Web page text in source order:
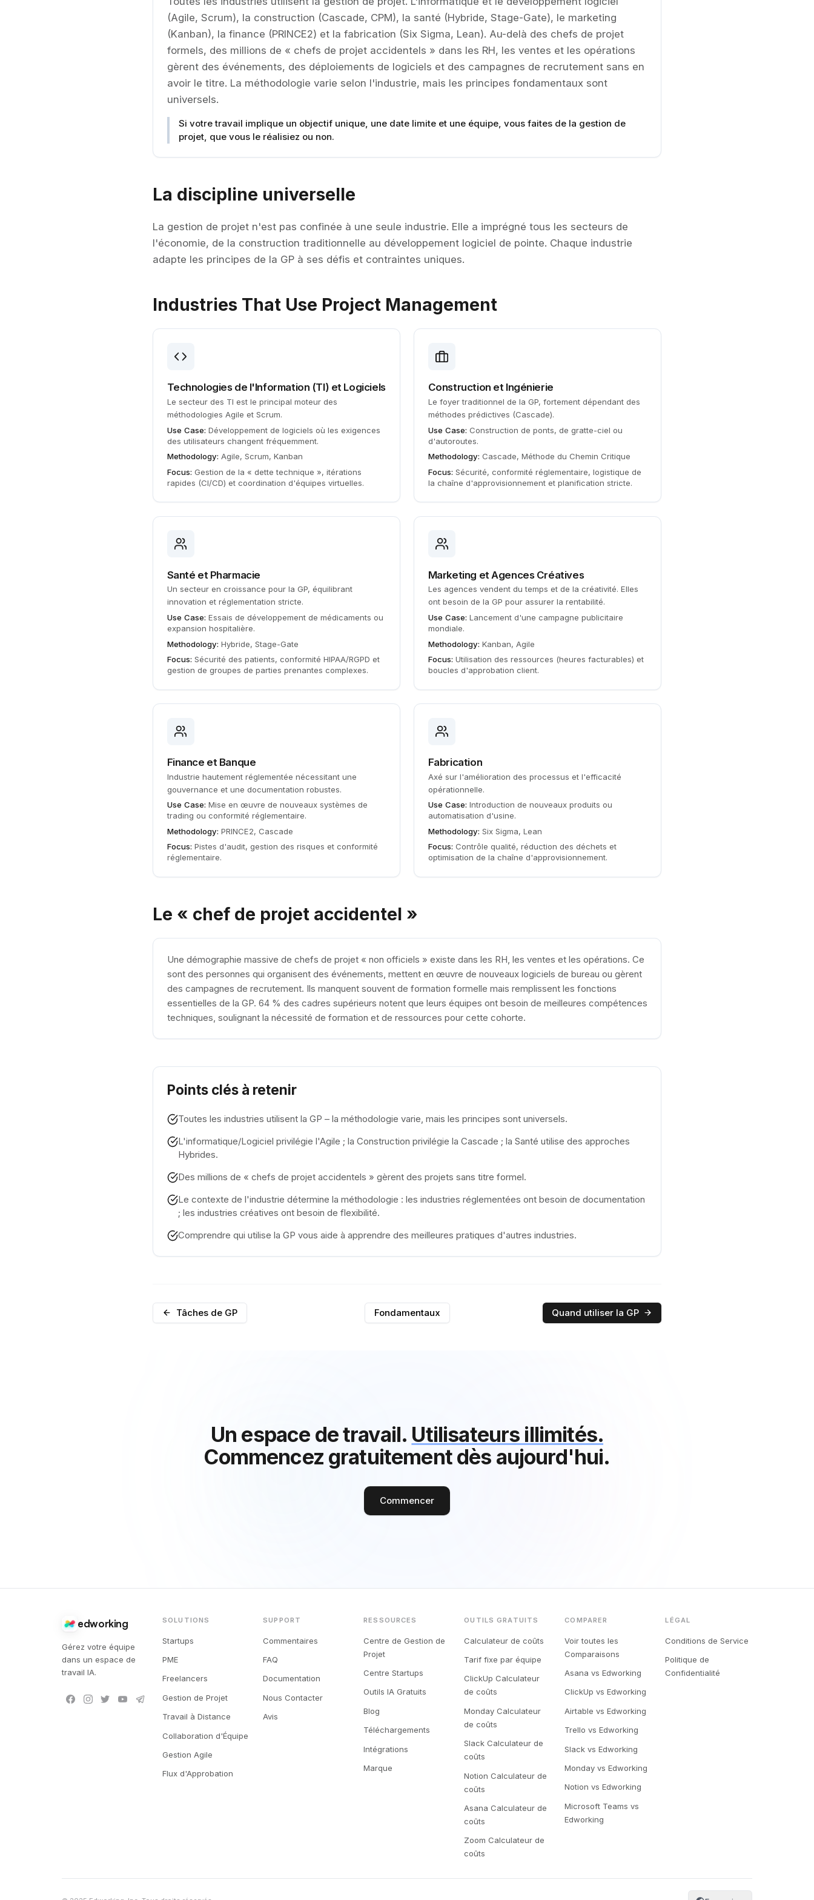
(Agile, Scrum), la construction (Cascade, CPM), la santé (Hybride, Stage-Gate), le marketing
(Kanban), la finance (PRINCE2) et la fabrication (Six Sigma, Lean). Au-delà des chefs de projet
formels, des millions de « chefs de projet accidentels » dans les RH, les ventes et les opérations
gèrent des événements, des déploiements de logiciels et des campagnes de recrutement sans en
avoir le titre. La méthodologie varie selon l'industrie, mais les principes fondamentaux sont
universels.
Si votre travail implique un objectif unique, une date limite et une équipe, vous faites de la gestion de
projet, que vous le réalisiez ou non.
La discipline universelle
La gestion de projet n'est pas confinée à une seule industrie. Elle a imprégné tous les secteurs de
l'économie, de la construction traditionnelle au développement logiciel de pointe. Chaque industrie
adapte les principes de la GP à ses défis et contraintes uniques.
Industries That Use Project Management
Technologies de l'Information (TI) et Logiciels
Le secteur des TI est le principal moteur des
méthodologies Agile et Scrum.
Use Case: Développement de logiciels où les exigences
des utilisateurs changent fréquemment.
Methodology: Agile, Scrum, Kanban
Focus: Gestion de la « dette technique », itérations
rapides (CI/CD) et coordination d'équipes virtuelles.
Construction et Ingénierie
Le foyer traditionnel de la GP, fortement dépendant des
méthodes prédictives (Cascade).
Use Case: Construction de ponts, de gratte-ciel ou
d'autoroutes.
Methodology: Cascade, Méthode du Chemin Critique
Focus: Sécurité, conformité réglementaire, logistique de
la chaîne d'approvisionnement et planification stricte.
Santé et Pharmacie
Un secteur en croissance pour la GP, équilibrant
innovation et réglementation stricte.
Use Case: Essais de développement de médicaments ou
expansion hospitalière.
Methodology: Hybride, Stage-Gate
Focus: Sécurité des patients, conformité HIPAA/RGPD et
gestion de groupes de parties prenantes complexes.
Marketing et Agences Créatives
Les agences vendent du temps et de la créativité. Elles
ont besoin de la GP pour assurer la rentabilité.
Use Case: Lancement d'une campagne publicitaire
mondiale.
Methodology: Kanban, Agile
Focus: Utilisation des ressources (heures facturables) et
boucles d'approbation client.
Finance et Banque
Industrie hautement réglementée nécessitant une
gouvernance et une documentation robustes.
Use Case: Mise en œuvre de nouveaux systèmes de
trading ou conformité réglementaire.
Methodology: PRINCE2, Cascade
Focus: Pistes d'audit, gestion des risques et conformité
réglementaire.
Fabrication
Axé sur l'amélioration des processus et l'efficacité
opérationnelle.
Use Case: Introduction de nouveaux produits ou
automatisation d'usine.
Methodology: Six Sigma, Lean
Focus: Contrôle qualité, réduction des déchets et
optimisation de la chaîne d'approvisionnement.
Le « chef de projet accidentel »
Une démographie massive de chefs de projet « non officiels » existe dans les RH, les ventes et les opérations. Ce
sont des personnes qui organisent des événements, mettent en œuvre de nouveaux logiciels de bureau ou gèrent
des campagnes de recrutement. Ils manquent souvent de formation formelle mais remplissent les fonctions
essentielles de la GP. 64 % des cadres supérieurs notent que leurs équipes ont besoin de meilleures compétences
techniques, soulignant la nécessité de formation et de ressources pour cette cohorte.
Points clés à retenir
Toutes les industries utilisent la GP – la méthodologie varie, mais les principes sont universels.
L'informatique/Logiciel privilégie l'Agile ; la Construction privilégie la Cascade ; la Santé utilise des approches
Hybrides.
Des millions de « chefs de projet accidentels » gèrent des projets sans titre formel.
Le contexte de l'industrie détermine la méthodologie : les industries réglementées ont besoin de documentation
; les industries créatives ont besoin de flexibilité.
Comprendre qui utilise la GP vous aide à apprendre des meilleures pratiques d'autres industries.
Tâches de GP Fondamentaux Quand utiliser la GP
Un espace de travail. Utilisateurs illimités.
Commencez gratuitement dès aujourd'hui.
Commencer
edworking
Gérez votre équipe
dans un espace de
travail IA.
SOLUTIONS
Startups
PME
Freelancers
Gestion de Projet
Travail à Distance
Collaboration d'Équipe
Gestion Agile
Flux d'Approbation
SUPPORT
Commentaires
FAQ
Documentation
Nous Contacter
Avis
RESSOURCES
Centre de Gestion de
Projet
Centre Startups
Outils IA Gratuits
Blog
Téléchargements
Intégrations
Marque
OUTILS GRATUITS
Calculateur de coûts
Tarif fixe par équipe
ClickUp Calculateur
de coûts
Monday Calculateur
de coûts
Slack Calculateur de
coûts
Notion Calculateur de
coûts
Asana Calculateur de
coûts
Zoom Calculateur de
coûts
COMPARER
Voir toutes les
Comparaisons
Asana vs Edworking
ClickUp vs Edworking
Airtable vs Edworking
Trello vs Edworking
Slack vs Edworking
Monday vs Edworking
Notion vs Edworking
Microsoft Teams vs
Edworking
LÉGAL
Conditions de Service
Politique de
Confidentialité